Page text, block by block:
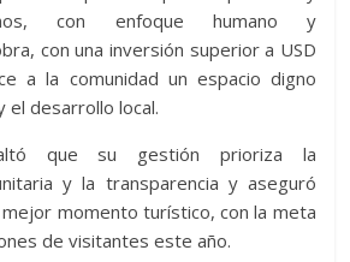
con enfoque humano y
con una inversión superior a USD
a la comunidad un espacio digno
el desarrollo local.
que su gestión prioriza la
y la transparencia y aseguró
momento turístico, con la meta
de visitantes este año.